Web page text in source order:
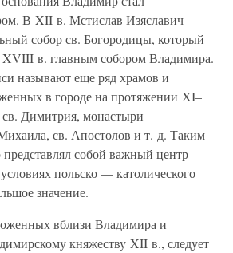
В XII в. Мстислав Изяславич
собор св. Богородицы, который
XVIII в. главным собором Владимира.
называют еще ряд храмов и
в городе на протяжении XI–
Димитрия, монастыри
св. Апостолов и т. д. Таким
собой важный центр
польско — католического
значение.
вблизи Владимира и
княжеству XII в., следует